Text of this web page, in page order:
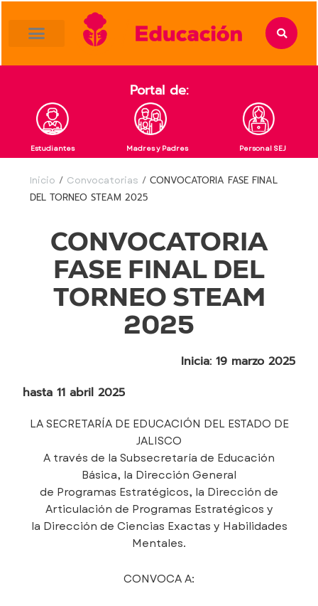
Portal de:
Estudiantes Madres y Padres Personal SEJ
Inicio / Convocatorias / CONVOCATORIA FASE FINAL
DEL TORNEO STEAM 2025
CONVOCATORIA
FASE FINAL DEL
TORNEO STEAM
2025
Inicia: 19 marzo 2025
hasta 11 abril 2025
LA SECRETARÍA DE EDUCACIÓN DEL ESTADO DE
JALISCO
A través de la Subsecretaría de Educación
Básica, la Dirección General
de Programas Estratégicos, la Dirección de
Articulación de Programas Estratégicos y
la Dirección de Ciencias Exactas y Habilidades
Mentales.
CONVOCA A: